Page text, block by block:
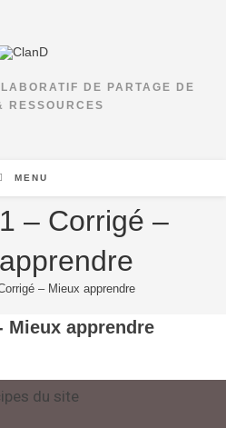
DE PARTAGE DE
RESSOURCES
MENU
– Corrigé –
– Mieux apprendre
Mieux apprendre
du site